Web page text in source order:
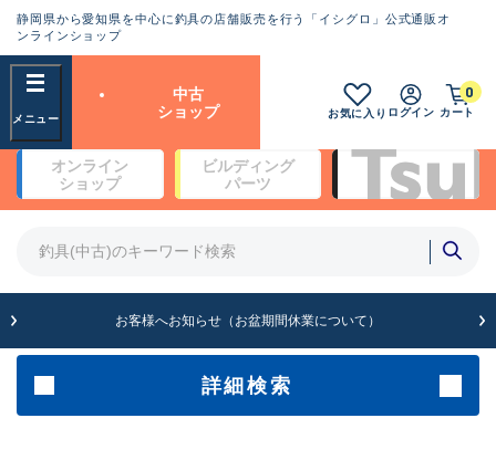
静岡県から愛知県を中心に釣具の店舗販売を行う「イシグロ」公式通販オ
ンラインショップ
中古
ショップ
お気に入り ログイン カート
0
オンライン
ショップ
ビルディング
パーツ
お客様へお知らせ（お盆期間休業について）
詳細検索
フリーワード
商品カテゴリ
竿・ルアーロッド(64368)
その他・雑品(1063)
ランクとは？
良
SA
新古品（メーカー問屋から仕
入れた未使用品）
※店頭展示時の置き傷が付いている
ものも含む
傷が極めて少ない極上品